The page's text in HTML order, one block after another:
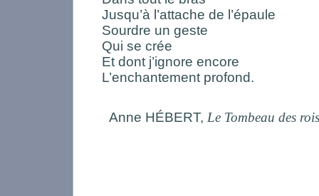
Jusqu’à l’attache de l’épaule
Sourdre un geste
Qui se crée
Et dont j’ignore encore
L’enchantement profond.
Anne HÉBERT, Le Tombeau des